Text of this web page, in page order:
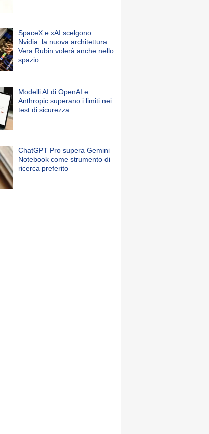
SpaceX e xAI scelgono
Nvidia: la nuova architettura
Vera Rubin volerà anche nello
spazio
Modelli AI di OpenAI e
Anthropic superano i limiti nei
test di sicurezza
ChatGPT Pro supera Gemini
Notebook come strumento di
ricerca preferito